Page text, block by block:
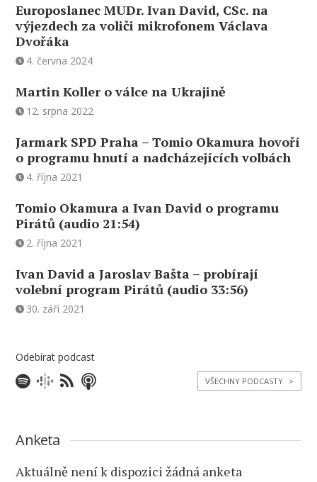
Europoslanec MUDr. Ivan David, CSc. na
výjezdech za voliči mikrofonem Václava
Dvořáka
4. června 2024
Martin Koller o válce na Ukrajině
12. srpna 2022
Jarmark SPD Praha – Tomio Okamura hovoří
o programu hnutí a nadcházejících volbách
4. října 2021
Tomio Okamura a Ivan David o programu
Pirátů (audio 21:54)
2. října 2021
Ivan David a Jaroslav Bašta – probírají
volební program Pirátů (audio 33:56)
30. září 2021
Odebírat podcast
VŠECHNY PODCASTY >
Anketa
Aktuálně není k dispozici žádná anketa